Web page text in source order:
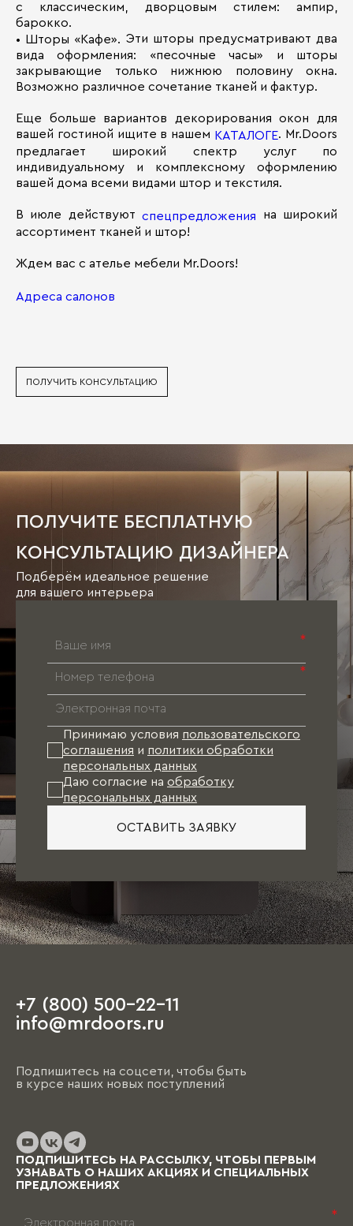
с классическим, дворцовым стилем: ампир,
барокко.
• Шторы «Кафе». Эти шторы предусматривают два
вида оформления: «песочные часы» и шторы
закрывающие только нижнюю половину окна.
Возможно различное сочетание тканей и фактур.
Еще больше вариантов декорирования окон для
вашей гостиной ищите в нашем КАТАЛОГЕ. Mr.Doors
предлагает широкий спектр услуг по
индивидуальному и комплексному оформлению
вашей дома всеми видами штор и текстиля.
В июле действуютспецпредложения на широкий
ассортимент тканей и штор!
Ждем вас с ателье мебели Mr.Doors!
Адреса салонов
ПОЛУЧИТЬ КОНСУЛЬТАЦИЮ
ПОЛУЧИТЕ БЕСПЛАТНУЮ
КОНСУЛЬТАЦИЮ ДИЗАЙНЕРА
Подберём идеальное решение
для вашего интерьера
*
*
Принимаю условия пользовательского
соглашения и политики обработки
персональных данных
Даю согласие на обработку
персональных данных
ОСТАВИТЬ ЗАЯВКУ
+7 (800) 500-22-11
info@mrdoors.ru
Подпишитесь на соцсети, чтобы быть
в курсе наших новых поступлений
ПОДПИШИТЕСЬ НА РАССЫЛКУ, ЧТОБЫ ПЕРВЫМ
УЗНАВАТЬ О НАШИХ АКЦИЯХ И СПЕЦИАЛЬНЫХ
ПРЕДЛОЖЕНИЯХ
*